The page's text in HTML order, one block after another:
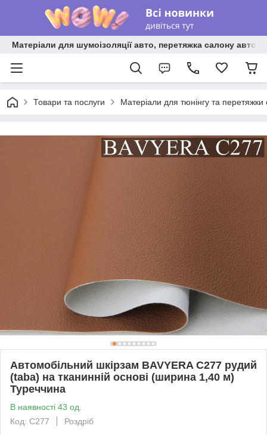
Матеріали для шумоізоляції авто, перетяжка салону авто
Товари та послуги Матеріали для тюнінгу та
Автомобільний шкірзам BAVYERA С277 рудий
(taba) на тканинній основі (ширина 1,40 м)
Туреччина
В наявності 43 од.
Код: С277
Роздріб